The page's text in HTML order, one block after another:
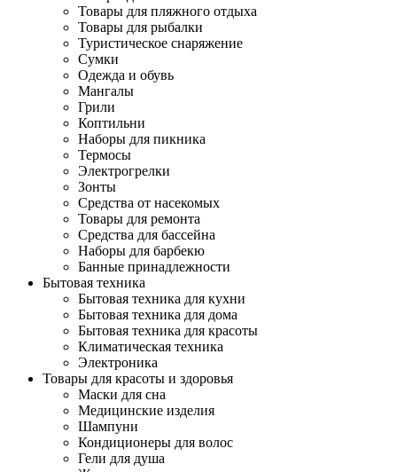
Товары для пляжного отдыха
Товары для рыбалки
Туристическое снаряжение
Сумки
Одежда и обувь
Мангалы
Грили
Коптильни
Наборы для пикника
Термосы
Электрогрелки
Зонты
Средства от насекомых
Товары для ремонта
Средства для бассейна
Наборы для барбекю
Банные принадлежности
Бытовая техника
Бытовая техника для кухни
Бытовая техника для дома
Бытовая техника для красоты
Климатическая техника
Электроника
Товары для красоты и здоровья
Маски для сна
Медицинские изделия
Шампуни
Кондиционеры для волос
Гели для душа